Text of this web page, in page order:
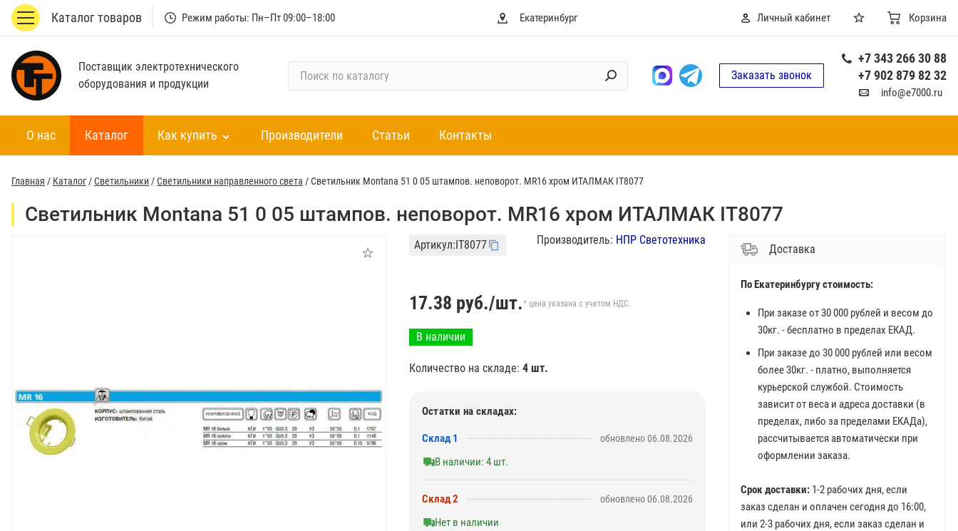
Каталог товаров Режим работы: Пн–Пт 09:00–18:00 Екатеринбург Личный кабинет Корзина
Поставщик электротехнического
оборудования и продукции
с
к
п
к
а
т
Заказать звонок
+7 343 266 30 88
+7 902 879 82 32
info@e7000.ru
О нас Каталог Как купить Производители Статьи Контакты
Главная / Каталог/Светильники /Светильники направленного света /Светильник Montana 51 0 05 штампов. неповорот. MR16 хром ИТАЛМАК IT8077
Светильник Montana 51 0 05 штампов. неповорот. MR16 хром ИТАЛМАК IT8077
Артикул:IT8077 Производитель: НПР Светотехника
17.38 руб./шт.* цена указана с учетом НДС.
В наличии
Количество на складе: 4 шт.
Остатки на складах:
Склад 1 обновлено 06.08.2026
В наличии: 4 шт.
Склад 2 обновлено 06.08.2026
Нет в наличии
Доставка
По Екатеринбургу стоимость:
При заказе от 30 000 рублей и весом до
30кг. - бесплатно в пределах ЕКАД.
При заказе до 30 000 рублей или весом
более 30кг. - платно, выполняется
курьерской службой. Стоимость
зависит от веса и адреса доставки (в
пределах, либо за пределами ЕКАДа),
рассчитывается автоматически при
оформлении заказа.
Срок доставки:1-2 рабочих дня, если
заказ сделан и оплачен сегодня до 16:00,
или 2-3 рабочих дня, если заказ сделан и